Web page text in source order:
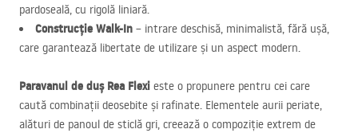
pardoseală, cu rigolă liniară.
Construcție Walk-In – intrare deschisă, minimalistă, fără ușă,
care garantează libertate de utilizare și un aspect modern.
Paravanul de duș Rea Flexi este o propunere pentru cei care
caută combinații deosebite și rafinate. Elementele aurii periate,
alături de panoul de sticlă gri, creează o compoziție extrem de